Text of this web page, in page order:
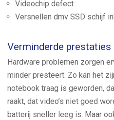
Videochip defect
Versnellen dmv SSD schijf
Verminderde prestaties
Hardware problemen zorgen
minder presteert. Zo kan het
notebook traag is geworden,
raakt, dat video’s niet goed
batterij sneller leeg is. Maar